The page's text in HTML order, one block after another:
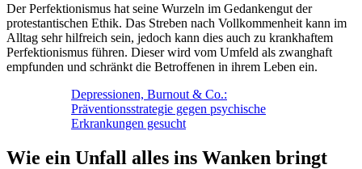
Der Perfektionismus hat seine Wurzeln im Gedankengut der
protestantischen Ethik. Das Streben nach Vollkommenheit kann im
Alltag sehr hilfreich sein, jedoch kann dies auch zu krankhaftem
Perfektionismus führen. Dieser wird vom Umfeld als zwanghaft
empfunden und schränkt die Betroffenen in ihrem Leben ein.
Depressionen, Burnout & Co.:
Präventionsstrategie gegen psychische
Erkrankungen gesucht
Wie ein Unfall alles ins Wanken bringt